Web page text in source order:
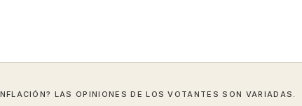
LAS OPINIONES DE LOS VOTANTES SON VARIADAS.